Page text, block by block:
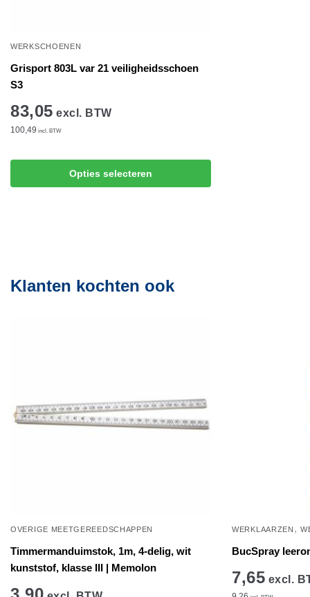
WERKSCHOENEN
Grisport 803L var 21 veiligheidsschoen
S3
83,05 excl. BTW
100,49 incl. BTW
Opties selecteren
product
kan
Klanten kochten ook
OVERIGE MEETGEREEDSCHAPPEN
Timmermanduimstok, 1m, 4-delig, wit
kunststof, klasse III | Memolon
WERKLAARZEN ,
BucSpray
7,65 excl.